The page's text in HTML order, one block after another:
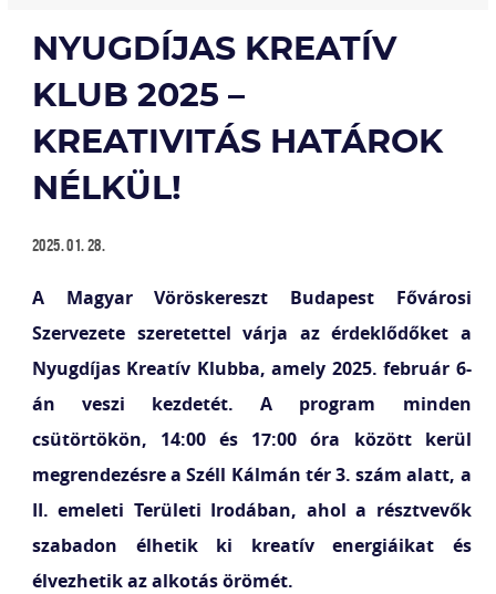
NYUGDÍJAS KREATÍV
KLUB 2025 –
KREATIVITÁS HATÁROK
NÉLKÜL!
2025. 01. 28.
A Magyar Vöröskereszt Budapest Fővárosi
Szervezete szeretettel várja az érdeklődőket a
Nyugdíjas Kreatív Klubba, amely 2025. február 6-
án veszi kezdetét. A program minden
csütörtökön, 14:00 és 17:00 óra között kerül
megrendezésre a Széll Kálmán tér 3. szám alatt, a
II. emeleti Területi Irodában, ahol a résztvevők
szabadon élhetik ki kreatív energiáikat és
élvezhetik az alkotás örömét.